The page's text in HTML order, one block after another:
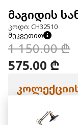
მაგიდის
კოდი: CH32510
შეკვეთით
1 150.00 ₾
575.00 ₾